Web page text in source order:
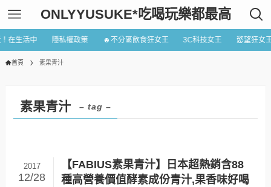
ONLYYUSUKE*吃喝玩樂都最高
在生活中 隱私權政策 ☻不分區飲食狂女王 3C科技女王 慾望狂女
首頁 素果青汁
素果青汁 – tag –
【FABIUS素果青汁】日本超熱銷含88
種高營養價值酵素成份青汁,果香味好喝
2017
12/28